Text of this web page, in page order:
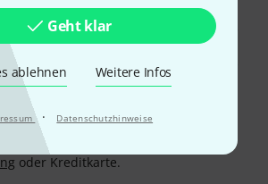
Geht klar
ablehnen Weitere Infos
· Datenschutzhinweise
& bezahlen
und sicher per Nachnahme,
Pay,
oder Kreditkarte.